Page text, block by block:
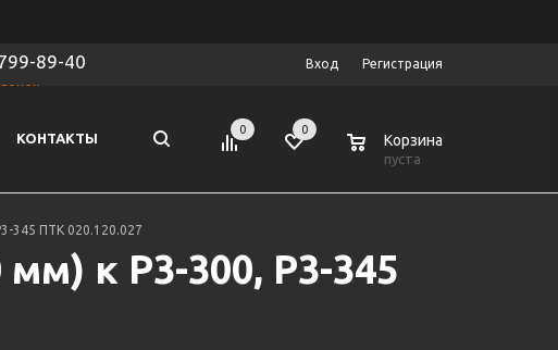
89-40 Вход Регистрация
КОНТАКТЫ
0 0
Корзина
пуста
345 ПТК 020.120.027
к Р3-300, Р3-345